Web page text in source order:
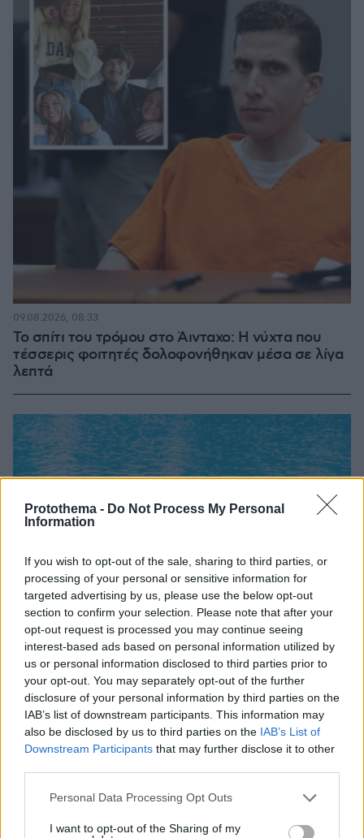
Protothema - Do Not Process My Personal
Information
If you wish to opt-out of the sale, sharing to third parties, or
processing of your personal or sensitive information for
targeted advertising by us, please use the below opt-out
section to confirm your selection. Please note that after your
opt-out request is processed you may continue seeing
interest-based ads based on personal information utilized by
us or personal information disclosed to third parties prior to
your opt-out. You may separately opt-out of the further
disclosure of your personal information by third parties on the
IAB’s list of downstream participants. This information may
also be disclosed by us to third parties on the IAB’s List of
Downstream Participants that may further disclose it to other
Please note that this website/app uses one or more Google
not limited to your visit or usage behaviour. You may click to
Personal Data Processing Opt Outs
I want to opt-out of the Sharing of my
Το σπίτι του τρόμου στο Άινταχο: Η νύχτα που
τέσσερις φοιτητές δολοφονήθηκαν μέσα σε λίγα
λεπτά
09.08.2026, 08:33
πνίγηκε ο 4χρονος: Το χρονικό της τραγωδίας